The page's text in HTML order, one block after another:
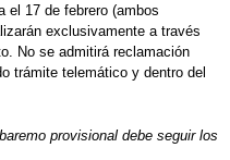
el 17 de febrero (ambos
exclusivamente a través
No se admitirá reclamación
trámite telemático y dentro del
provisional debe seguir los